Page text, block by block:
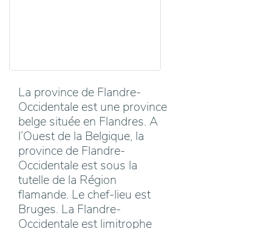
La province de Flandre-
Occidentale est une province
belge située en Flandres. A
l’Ouest de la Belgique, la
province de Flandre-
Occidentale est sous la
tutelle de la Région
flamande. Le chef-lieu est
Bruges. La Flandre-
Occidentale est limitrophe